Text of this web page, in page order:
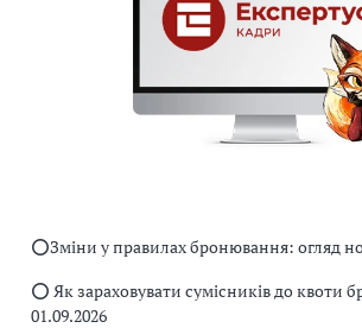
⭕️Зміни у правилах бронювання: огляд
⭕️ Як зараховувати сумісників до квоти
01.09.2026